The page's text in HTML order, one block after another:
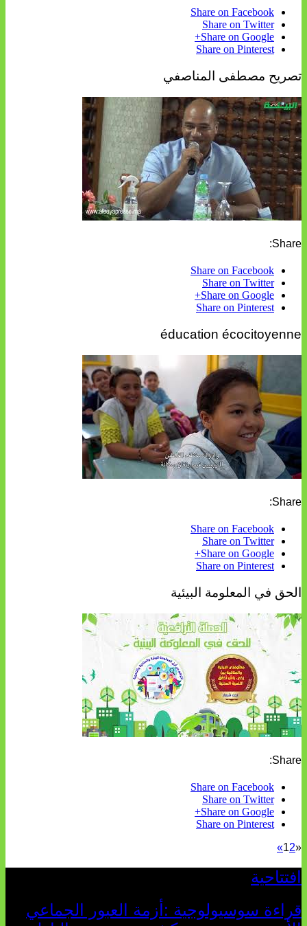
Share on Facebook
Share on Twitter
Share on Google+
Share on Pinterest
تصريح مصطفى المناصفي
Share:
Share on Facebook
Share on Twitter
Share on Google+
Share on Pinterest
éducation écocitoyenne
Share:
Share on Facebook
Share on Twitter
Share on Google+
Share on Pinterest
الحق في المعلومة البيئية
Share:
Share on Facebook
Share on Twitter
Share on Google+
Share on Pinterest
«
12
»
افتتاحية
قراءة سوسيولوجية :أزمة العبور الجماعي